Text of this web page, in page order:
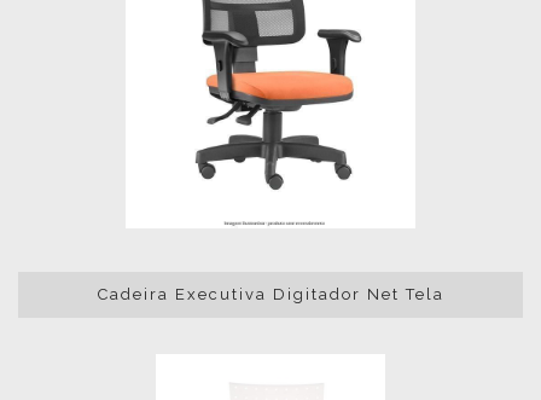
Cadeira Executiva Digitador Net Tela